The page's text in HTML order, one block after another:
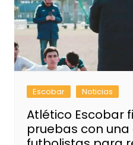
Escobar Noticias
Atlético Escobar
pruebas con